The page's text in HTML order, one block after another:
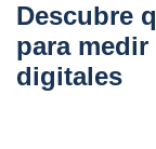
Descubre
para
digitales